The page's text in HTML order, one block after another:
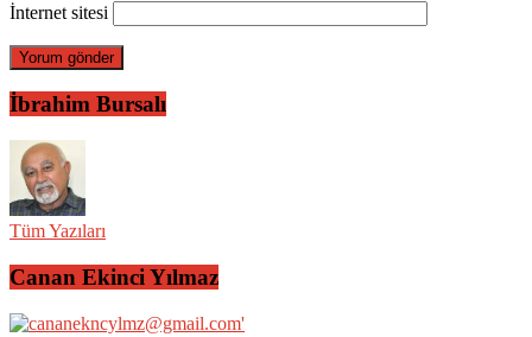
İnternet sitesi
İbrahim Bursalı
Tüm Yazıları
Canan Ekinci Yılmaz